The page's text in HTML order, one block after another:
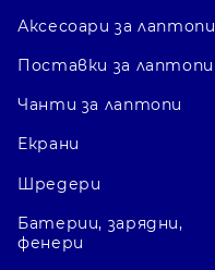
Аксесоари за лаптопи
Поставки за лаптопи
Чанти за лаптопи
Екрани
Шредери
Батерии, зарядни,
фенери